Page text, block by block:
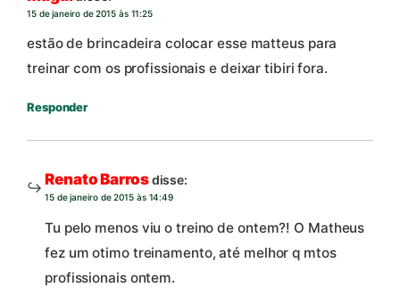
15 de janeiro de 2015 às 11:25
estão de brincadeira colocar esse matteus para
treinar com os profissionais e deixar tibiri fora.
Responder
Renato Barrosdisse:
15 de janeiro de 2015 às 14:49
Tu pelo menos viu o treino de ontem?! O Matheus
fez um otimo treinamento, até melhor q mtos
profissionais ontem.